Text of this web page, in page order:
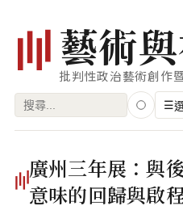
藝術與
批判性政治藝術創作
搜
鍵
字:
☰
藝術家
廣州三年展：與
意味的回歸與啟